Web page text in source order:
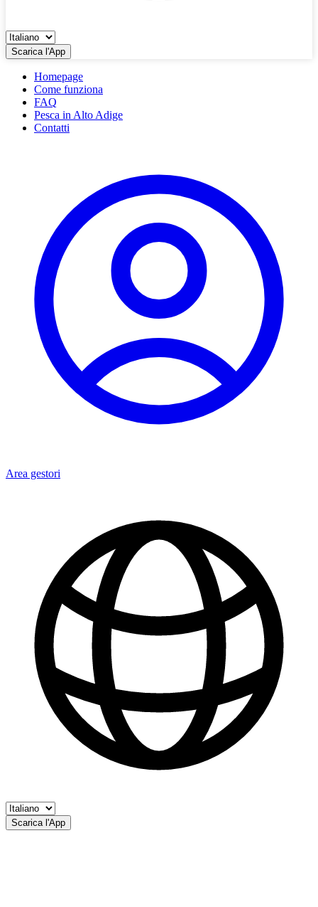
Scarica l'App
Homepage
Come funziona
FAQ
Pesca in Alto Adige
Contatti
Area gestori
Scarica l'App